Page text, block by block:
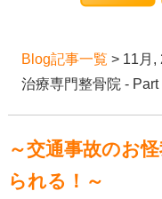
Blog記事一覧 > 11月,
治療専門整骨院 -
～交通事故のお
られる！～